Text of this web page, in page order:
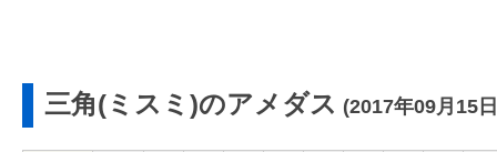
三角(ミスミ)のアメダス (2017年09月15